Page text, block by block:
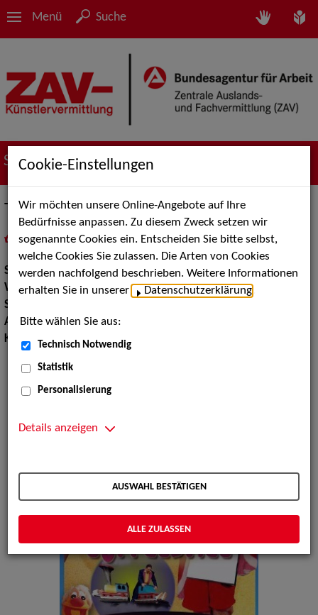
Menü Suche
Suche nach Künstler*innen
Tasso - Larum Löffelstiel
als PDF speichern
inMeine Merklistelegen
Show:Walk Acts Animation, Artistik, Kinderunterhaltung
Walk Acts Animation:Stelzenlauf
Show Acts:
Artistik: Jonglage, Trends
Kinderunterhaltung:Spielaktionen, Clowns
Cookie-Einstellungen
Wir möchten unsere Online-Angebote auf Ihre
Bedürfnisse anpassen. Zu diesem Zweck setzen wir
sogenannte Cookies ein. Entscheiden Sie bitte selbst,
welche Cookies Sie zulassen. Die Arten von Cookies
werden nachfolgend beschrieben. Weitere Informationen
erhalten Sie in unserer
Datenschutzerklärung
Bitte wählen Sie aus:
Technisch Notwendig
Statistik
Personalisierung
Details anzeigen
AUSWAHL BESTÄTIGEN
ALLE ZULASSEN